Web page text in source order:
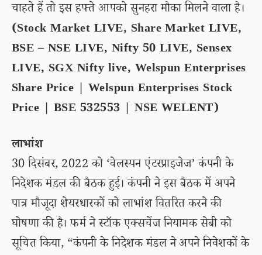
चाहते हैं तो इस हफ्ते आपको सुनहरा मौका मिलने वाला है।
(Stock Market LIVE, Share Market LIVE,
BSE – NSE LIVE, Nifty 50 LIVE, Sensex
LIVE, SGX Nifty live, Welspun Enterprises
Share Price | Welspun Enterprises Stock
Price | BSE 532553 | NSE WELENT)
लाभांश
30 दिसंबर, 2022 को ‘वेलस्पन एंटरप्राइजेज’ कंपनी के
निदेशक मंडल की बैठक हुई। कंपनी ने इस बैठक में अपने
पात्र मौजूदा शेयरधारकों को लाभांश वितरित करने की
घोषणा की है। फर्म ने स्टॉक एक्सचेंज नियामक सेबी को
सूचित किया, “कंपनी के निदेशक मंडल ने अपने निवेशकों के